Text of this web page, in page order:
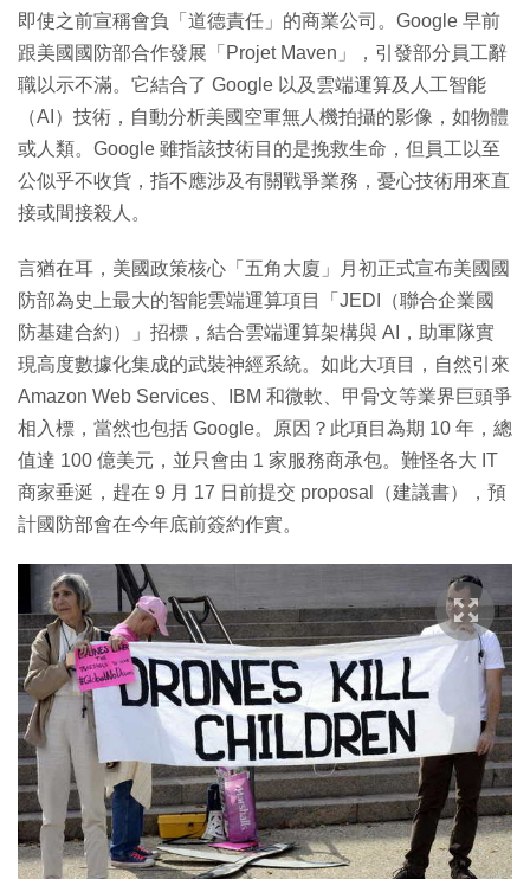
即使之前宣稱會負「道德責任」的商業公司。Google 早前
跟美國國防部合作發展「Projet Maven」，引發部分員工辭
職以示不滿。它結合了 Google 以及雲端運算及人工智能
（AI）技術，自動分析美國空軍無人機拍攝的影像，如物體
或人類。Google 雖指該技術目的是挽救生命，但員工以至
公似乎不收貨，指不應涉及有關戰爭業務，憂心技術用來直
接或間接殺人。
言猶在耳，美國政策核心「五角大廈」月初正式宣布美國國
防部為史上最大的智能雲端運算項目「JEDI（聯合企業國
防基建合約）」招標，結合雲端運算架構與 AI，助軍隊實
現高度數據化集成的武裝神經系統。如此大項目，自然引來
Amazon Web Services、IBM 和微軟、甲骨文等業界巨頭爭
相入標，當然也包括 Google。原因？此項目為期 10 年，總
值達 100 億美元，並只會由 1 家服務商承包。難怪各大 IT
商家垂涎，趕在 9 月 17 日前提交 proposal（建議書），預
計國防部會在今年底前簽約作實。